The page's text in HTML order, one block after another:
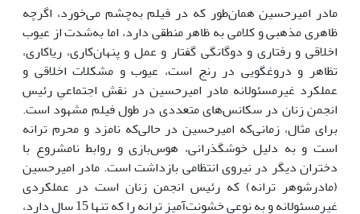
مادر امیرحسین همان‌طور که در فیلم به‌چشم می‌خورد، اگرچه
ظاهری مذهبی و کلامی به ظاهر منطقی دارد، اما به‌شدت از عیوب
اخلاقی و رفتاری و دوگانگی گفتار و عمل و پنهان‌کاری، ریاکاری،
تظاهر و دروغگویی در رنج است، عیوب و مشکلات اخلاقی و
عملکرد غیرمسئولانه مادر امیرحسین در نقش اجتماعیِ رئیس
انجمن زنان در سکانس‌های متعددی در طول فیلم مشهود است.
برای مثال، زمانی‌که امیرحسین در حالی‌که نامزد و محرم ترانه
است و به دلیل خوشگذرانی، هوس‌بازی و روابط نامشروع با
دختران دیگر در نیروی انتظامی بازداشت است. مادر امیرحسین
(مادرشوهر ترانه) که رئیس انجمن زنان است در عملکردی
غیرمسئولانه و به نوعی خشونت‌آمیز ترانه را که تنها 15 سال دارد،